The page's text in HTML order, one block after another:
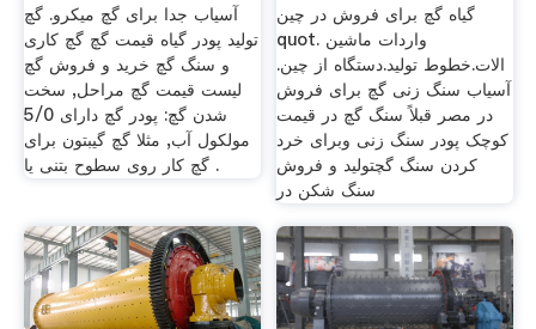
آسیاب جدا برای گچ میکرو. گچ
تولید پودر گیاه قیمت گچ گچ کاری
و سنگ گچ خرید و فروش گچ
لیست قیمت گچ مراحل, سخت
شدن گچ: پودر گچ دارای 5/0
مولکول آب, مثلا گچ گیبتون برای
گچ کار روی سطوح بتنی یا .
گیاه گچ برای فروش در چین
quot. واردات ماشین
الات.خطوط تولید.دستگاه از چین.
آسیاب سنگ زنی گچ برای فروش
در مصر قبلاً سنگ گچ در قیمت
کوچک پودر سنگ زنی وبرای خرد
کردن سنگ گچتولید و فروش
سنگ شکن در